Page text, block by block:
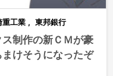
重工業 , 東邦銀行
制作の新ＣＭが豪
けそうになったぞ